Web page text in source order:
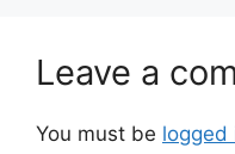
Leave a
You must be logged